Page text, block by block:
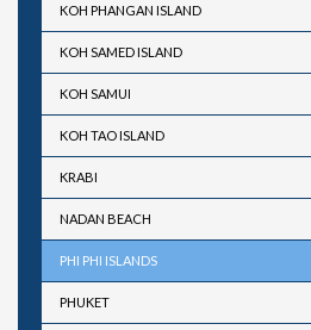
KOH PHANGAN ISLAND
KOH SAMED ISLAND
KOH SAMUI
KOH TAO ISLAND
KRABI
NADAN BEACH
PHI PHI ISLANDS
PHUKET